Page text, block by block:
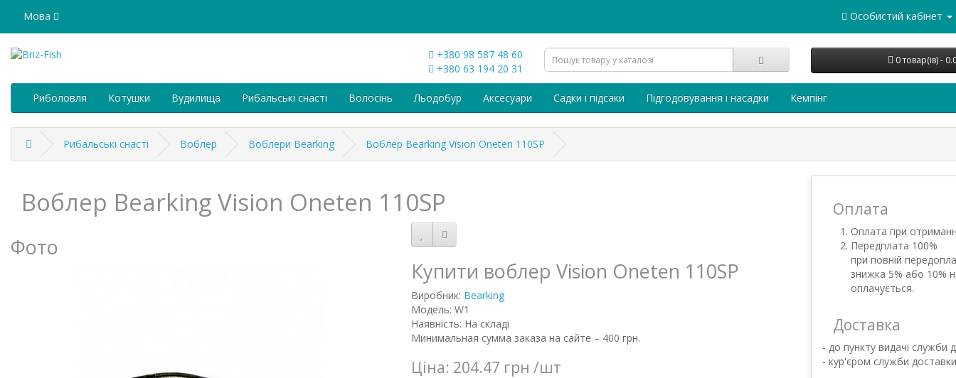
Мова Особистий кабінет
+380 98 587 48 60
+380 63 194 20 31
0 товар(ів) -
Риболовля Котушки Вудилища Рибальські снасті Волосінь Льодобур Аксесуари Садки і підсаки Підгодовування і насадки Кемпінг
Рибальські снасті Воблер Воблери Bearking Воблер Bearking Vision Oneten 110SP
Воблер Bearking Vision Oneten 110SP
Фото
Купити воблер Vision Oneten 110SP
Виробник: Bearking
Модель: W1
Наявність: На складі
Минимальная сумма заказа на сайте – 400 грн.
Ціна: 204.47 грн /шт
Оплата
Оплата при
Передплата 100%
при повній
знижка 5% або 10%
оплачується.
Доставка
- до пункту видачі служби
- кур'єром служби